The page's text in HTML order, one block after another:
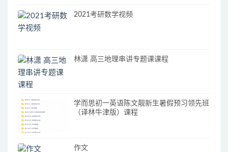
2021考研数学视频
林潇 高三地理串讲专题课课程
学而思初一英语陈文靓新生暑假预习领先班
（译林牛津版）课程
作文